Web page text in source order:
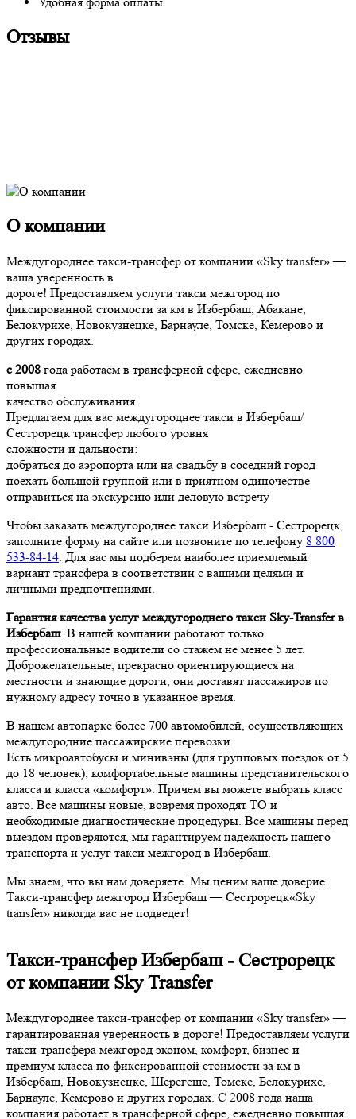
Отзывы
О компании
Междугороднее такси-трансфер от компании «Sky transfer» —
ваша уверенность в
дороге! Предоставляем услуги такси межгород по
фиксированной стоимости за км в Избербаш, Абакане,
Белокурихе, Новокузнецке, Барнауле, Томске, Кемерово и
других городах.
с 2008 года работаем в трансферной сфере, ежедневно
повышая
качество обслуживания.
Предлагаем для вас междугороднее такси в Избербаш/
Сестрорецк трансфер любого уровня
сложности и дальности:
добраться до аэропорта или на свадьбу в соседний город
поехать большой группой или в приятном одиночестве
отправиться на экскурсию или деловую встречу
Чтобы заказать междугороднее такси Избербаш - Сестрорецк,
заполните форму на сайте или позвоните по телефону 8 800
533-84-14. Для вас мы подберем наиболее приемлемый
вариант трансфера в соответствии с вашими целями и
личными предпочтениями.
Гарантия качества услуг междугороднего такси Sky-Transfer в
Избербаш. В нашей компании работают только
профессиональные водители со стажем не менее 5 лет.
Доброжелательные, прекрасно ориентирующиеся на
местности и знающие дороги, они доставят пассажиров по
нужному адресу точно в указанное время.
В нашем автопарке более 700 автомобилей, осуществляющих
междугородние пассажирские перевозки.
Есть микроавтобусы и минивэны (для групповых поездок от 5
до 18 человек), комфортабельные машины представительского
класса и класса «комфорт». Причем вы можете выбрать класс
авто. Все машины новые, вовремя проходят ТО и
необходимые диагностические процедуры. Все машины перед
выездом проверяются, мы гарантируем надежность нашего
транспорта и услуг такси межгород в Избербаш.
Мы знаем, что вы нам доверяете. Мы ценим ваше доверие.
Такси-трансфер межгород Избербаш — Сестрорецк«Sky
transfer» никогда вас не подведет!
Такси-трансфер Избербаш - Сестрорецк
от компании Sky Transfer
Междугороднее такси-трансфер от компании «Sky transfer» —
гарантированная уверенность в дороге! Предоставляем услуги
такси-трансфера межгород эконом, комфорт, бизнес и
премиум класса по фиксированной стоимости за км в
Избербаш, Новокузнецке, Шерегеше, Томске, Белокурихе,
Барнауле, Кемерово и других городах. С 2008 года наша
компания работает в трансферной сфере, ежедневно повышая